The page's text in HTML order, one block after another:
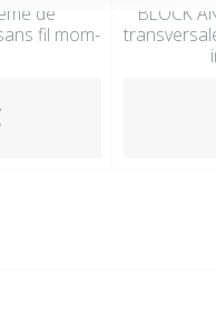
de
fil mom-
BLOCK